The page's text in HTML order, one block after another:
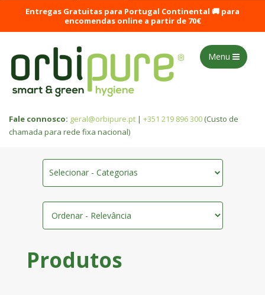
Entregas Gratuitas para Portugal Continental 🚚 para
encomendas online a partir de 70€
Menu
Fale connosco: geral@orbipure.pt | +351 219 896 300 (Custo de
chamada para rede fixa nacional)
Selecionar - Categorias
Produtos